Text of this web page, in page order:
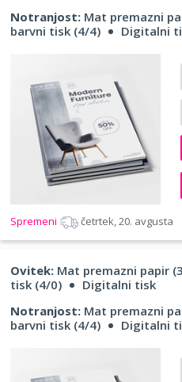
Notranjost: Mat premazni
barvni tisk (4/4)
Digitalni
Spremeni četrtek, 20. avgusta
Ovitek: Mat premazni papir
tisk (4/0)
Digitalni tisk
Notranjost: Mat premazni
barvni tisk (4/4)
Digitalni